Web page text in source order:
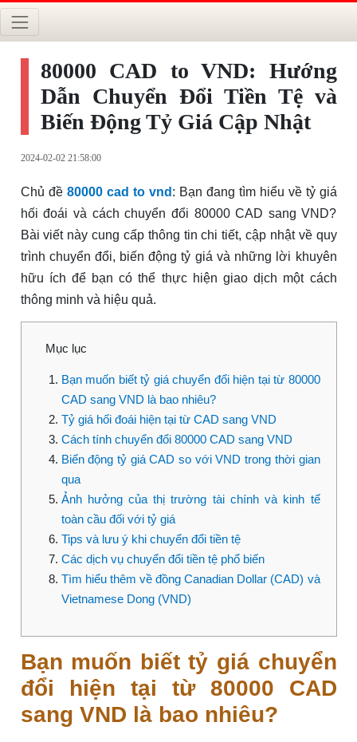
80000 CAD to VND: Hướng
Dẫn Chuyển Đổi Tiền Tệ và
Biến Động Tỷ Giá Cập Nhật
2024-02-02 21:58:00
Chủ đề 80000 cad to vnd : Bạn đang tìm hiểu về tỷ giá
hối đoái và cách chuyển đổi 80000 CAD sang VND?
Bài viết này cung cấp thông tin chi tiết, cập nhật về quy
trình chuyển đổi, biến động tỷ giá và những lời khuyên
hữu ích để bạn có thể thực hiện giao dịch một cách
thông minh và hiệu quả.
Mục lục
Bạn muốn biết tỷ giá chuyển đổi hiện tại từ 80000
CAD sang VND là bao nhiêu?
Tỷ giá hối đoái hiện tại từ CAD sang VND
Cách tính chuyển đổi 80000 CAD sang VND
Biến động tỷ giá CAD so với VND trong thời gian
qua
Ảnh hưởng của thị trường tài chính và kinh tế
toàn cầu đối với tỷ giá
Tips và lưu ý khi chuyển đổi tiền tệ
Các dịch vụ chuyển đổi tiền tệ phổ biến
Tìm hiểu thêm về đồng Canadian Dollar (CAD) và
Vietnamese Dong (VND)
Bạn muốn biết tỷ giá chuyển
đổi hiện tại từ 80000 CAD
sang VND là bao nhiêu?